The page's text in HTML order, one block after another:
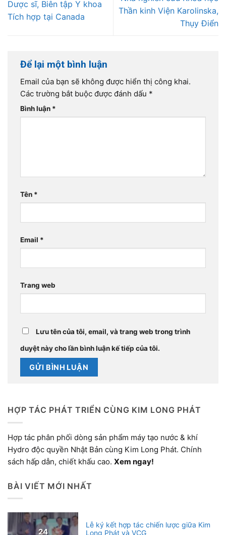
Dược sĩ, Biên tập Y khoa
Tích hợp tại Canada
Thần kinh Viện Karolinska,
Thụy Điển
Để lại một bình luận
Email của bạn sẽ không được hiển thị công khai.
Các trường bắt buộc được đánh dấu *
Bình luận *
Tên *
Email *
Trang web
Lưu tên của tôi, email, và trang web trong trình
duyệt này cho lần bình luận kế tiếp của tôi.
HỢP TÁC PHÁT TRIỂN CÙNG KIM LONG PHÁT
Hợp tác phân phối dòng sản phẩm máy tạo nước & khí
Hydro độc quyền Nhật Bản cùng Kim Long Phát. Chính
sách hấp dẫn, chiết khấu cao. Xem ngay!
BÀI VIẾT MỚI NHẤT
24
Lễ ký kết hợp tác chiến lược giữa Kim
Long Phát và VCG